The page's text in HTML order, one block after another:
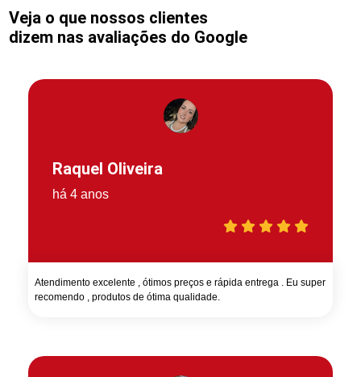
Veja o que nossos clientes
dizem nas avaliações do Google
Raquel Oliveira
há 4 anos
Atendimento excelente , ótimos preços e rápida entrega . Eu super
recomendo , produtos de ótima qualidade.